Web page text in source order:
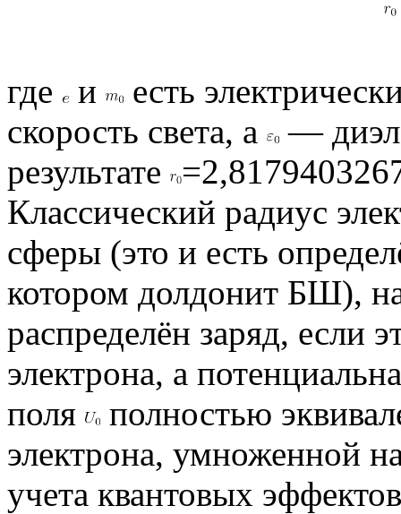
где и
есть
скорость света, а —
результате
Классический радиус
сферы (это и есть
котором долдонит БШ),
распределён заряд, если
электрона, а
поля
полностью
электрона, умноженной
учета квантовых